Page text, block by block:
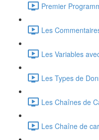
Premier
Les
Les Variables
Les Types de
Les Chaînes de
Les Chaîne de